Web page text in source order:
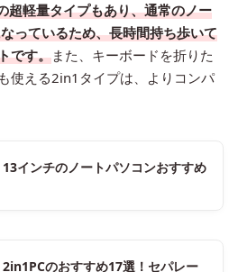
超軽量タイプもあり、通常のノー
っているため、長時間持ち歩いて
です。また、キーボードを折りた
使える2in1タイプは、よりコンパ
13インチのノートパソコンおすすめ
2in1PCのおすすめ17選！セパレー